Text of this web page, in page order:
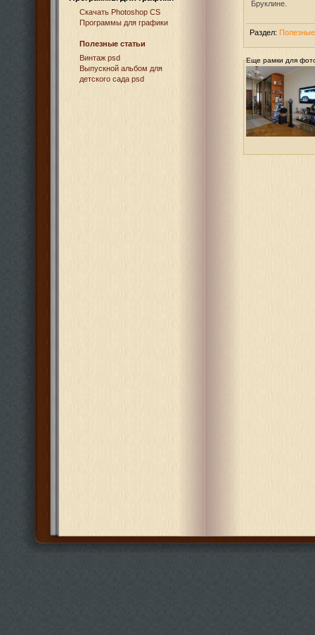
Cкачать Photoshop CS
Программы для графики
Полезные статьи
Винтаж psd
Выпускной альбом для
детского сада psd
Бруклине.
Раздел:
Еще рамки для